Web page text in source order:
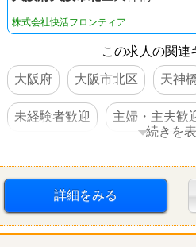
株式会社快活フロンティア
この求人の関連
大阪府
大阪市北区 天神
未経験者歓迎 主婦・主夫歓
車・バイク通勤可
続きを
詳細をみる